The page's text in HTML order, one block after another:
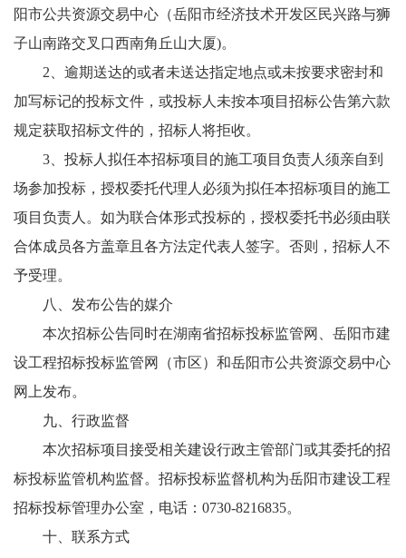
阳市公共资源交易中心（岳阳市经济技术开发区民兴路与狮
子山南路交叉口西南角丘山大厦)。
2、逾期送达的或者未送达指定地点或未按要求密封和
加写标记的投标文件，或投标人未按本项目招标公告第六款
规定获取招标文件的，招标人将拒收。
3、投标人拟任本招标项目的施工项目负责人须亲自到
场参加投标，授权委托代理人必须为拟任本招标项目的施工
项目负责人。如为联合体形式投标的，授权委托书必须由联
合体成员各方盖章且各方法定代表人签字。否则，招标人不
予受理。
八、发布公告的媒介
本次招标公告同时在湖南省招标投标监管网、岳阳市建
设工程招标投标监管网（市区）和岳阳市公共资源交易中心
网上发布。
九、行政监督
本次招标项目接受相关建设行政主管部门或其委托的招
标投标监管机构监督。招标投标监督机构为岳阳市建设工程
招标投标管理办公室，电话：0730-8216835。
十、联系方式